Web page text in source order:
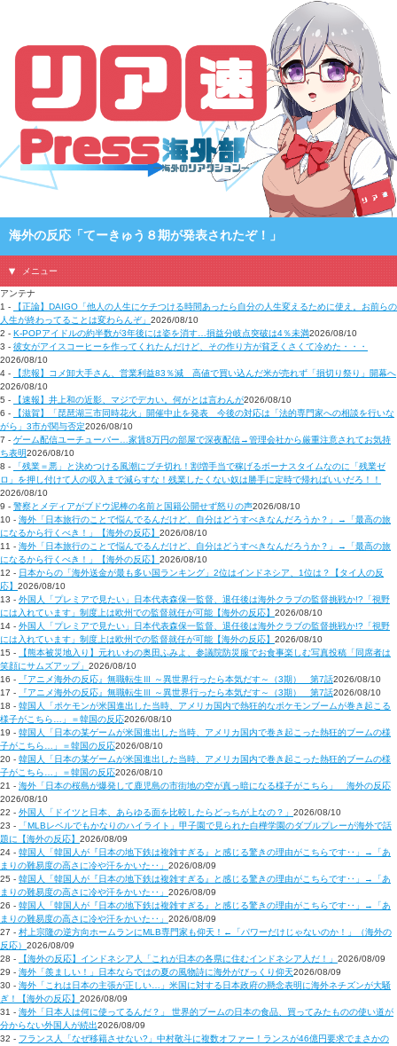
海外の反応「てーきゅう８期が発表されたぞ！」
メニュー
アンテナ
1 -
【正論】DAIGO「他人の人生にケチつける時間あったら自分の人生変えるために使え。お前らの
人生が終わってることは変わらんぞ」 2026/08/10
2 - K-POPアイドルの約半数が3年後には姿を消す…損益分岐点突破は4％未満2026/08/10
3 - 彼女がアイスコーヒーを作ってくれたんだけど、その作り方が貧乏くさくて冷めた・・・
2026/08/10
4 -
【悲報】コメ卸大手さん、営業利益83％減 高値で買い込んだ米が売れず「損切り祭り」開幕へ
2026/08/10
5 -
【速報】井上和の近影、マジでデカい。何がとは言わんが2026/08/10
6 -
【滋賀】「琵琶湖三市同時花火」開催中止を発表 今後の対応は「法的専門家への相談を行いな
がら」3市が関与否定2026/08/10
7 - ゲーム配信ユーチューバー…家賃8万円の部屋で深夜配信→管理会社から厳重注意されてお気持
ち表明2026/08/10
8 -
「残業＝悪」と決めつける風潮にブチ切れ！割増手当で稼げるボーナスタイムなのに「残業ゼ
ロ」を押し付けて人の収入まで減らすな！残業したくない奴は勝手に定時で帰ればいいだろ！！
2026/08/10
9 - 警察とメディアがブドウ泥棒の名前と国籍公開せず怒りの声2026/08/10
10 - 海外「日本旅行のことで悩んでるんだけど、自分はどうすべきなんだろうか？」→「最高の旅
になるから行くべき！」【海外の反応】 2026/08/10
11 - 海外「日本旅行のことで悩んでるんだけど、自分はどうすべきなんだろうか？」→「最高の旅
になるから行くべき！」【海外の反応】 2026/08/10
12 - 日本からの「海外送金が最も多い国ランキング」2位はインドネシア、1位は？【タイ人の反
応】 2026/08/10
13 - 外国人「プレミアで見たい」日本代表森保一監督、退任後は海外クラブの監督挑戦か!?「視野
には入れています」制度上は欧州での監督就任が可能【海外の反応】 2026/08/10
14 - 外国人「プレミアで見たい」日本代表森保一監督、退任後は海外クラブの監督挑戦か!?「視野
には入れています」制度上は欧州での監督就任が可能【海外の反応】 2026/08/10
15 -
【熊本被災地入り】元れいわの奥田ふみよ、参議院防災服でお食事楽しむ写真投稿「同席者は
笑顔にサムズアップ」 2026/08/10
16 -
『アニメ海外の反応』無職転生Ⅲ ～異世界行ったら本気だす～（3期） 第7話2026/08/10
17 -
『アニメ海外の反応』無職転生Ⅲ ～異世界行ったら本気だす～（3期） 第7話2026/08/10
18 - 韓国人「ポケモンが米国進出した当時、アメリカ国内で熱狂的なポケモンブームが巻き起こる
様子がこちら…」＝韓国の反応2026/08/10
19 - 韓国人「日本の某ゲームが米国進出した当時、アメリカ国内で巻き起こった熱狂的ブームの様
子がこちら…」＝韓国の反応2026/08/10
20 - 韓国人「日本の某ゲームが米国進出した当時、アメリカ国内で巻き起こった熱狂的ブームの様
子がこちら…」＝韓国の反応2026/08/10
21 - 海外「日本の桜島が爆発して鹿児島の市街地の空が真っ暗になる様子がこちら」 海外の反応
2026/08/10
22 - 外国人「ドイツと日本、あらゆる面を比較したらどっちが上なの？」 2026/08/10
23 -
「MLBレベルでもかなりのハイライト」甲子園で見られた白樺学園のダブルプレーが海外で話
題に【海外の反応】 2026/08/09
24 - 韓国人「韓国人が『日本の地下鉄は複雑すぎる』と感じる驚きの理由がこちらです‥」→「あ
まりの難易度の高さに冷や汗をかいた‥」 2026/08/09
25 - 韓国人「韓国人が『日本の地下鉄は複雑すぎる』と感じる驚きの理由がこちらです‥」→「あ
まりの難易度の高さに冷や汗をかいた‥」 2026/08/09
26 - 韓国人「韓国人が『日本の地下鉄は複雑すぎる』と感じる驚きの理由がこちらです‥」→「あ
まりの難易度の高さに冷や汗をかいた‥」 2026/08/09
27 - 村上宗隆の逆方向ホームランにMLB専門家も仰天！←「パワーだけじゃないのか！」（海外の
反応） 2026/08/09
28 -
【海外の反応】インドネシア人「これが日本の各県に住むインドネシア人だ！」 2026/08/09
29 - 海外「羨ましい！」日本ならではの夏の風物詩に海外がびっくり仰天2026/08/09
30 - 海外「これは日本の主張が正しい…」米国に対する日本政府の懸念表明に海外ネチズンが大騒
ぎ！【海外の反応】 2026/08/09
31 - 海外「日本人は何に使ってるんだ？」 世界的ブームの日本の食品、買ってみたものの使い道が
分からない外国人が続出2026/08/09
32 - フランス人「なぜ移籍させない?」中村敬斗に複数オファー！ランスが46億円要求でまさかの